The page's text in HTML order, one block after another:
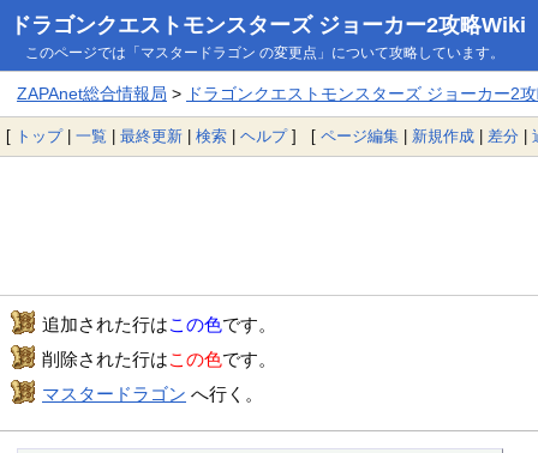
ドラゴンクエストモンスターズ ジョーカー2攻略Wiki
このページでは「マスタードラゴン の変更点」について攻略しています。
ZAPAnet総合情報局 > ドラゴンクエストモンスターズ ジョーカー2
[ トップ| 一覧 | 最終更新 | 検索 | ヘルプ] [ ページ編集 | 新規作成 | 差分 |
追加された行はこの色です。
削除された行はこの色です。
マスタードラゴン へ行く。